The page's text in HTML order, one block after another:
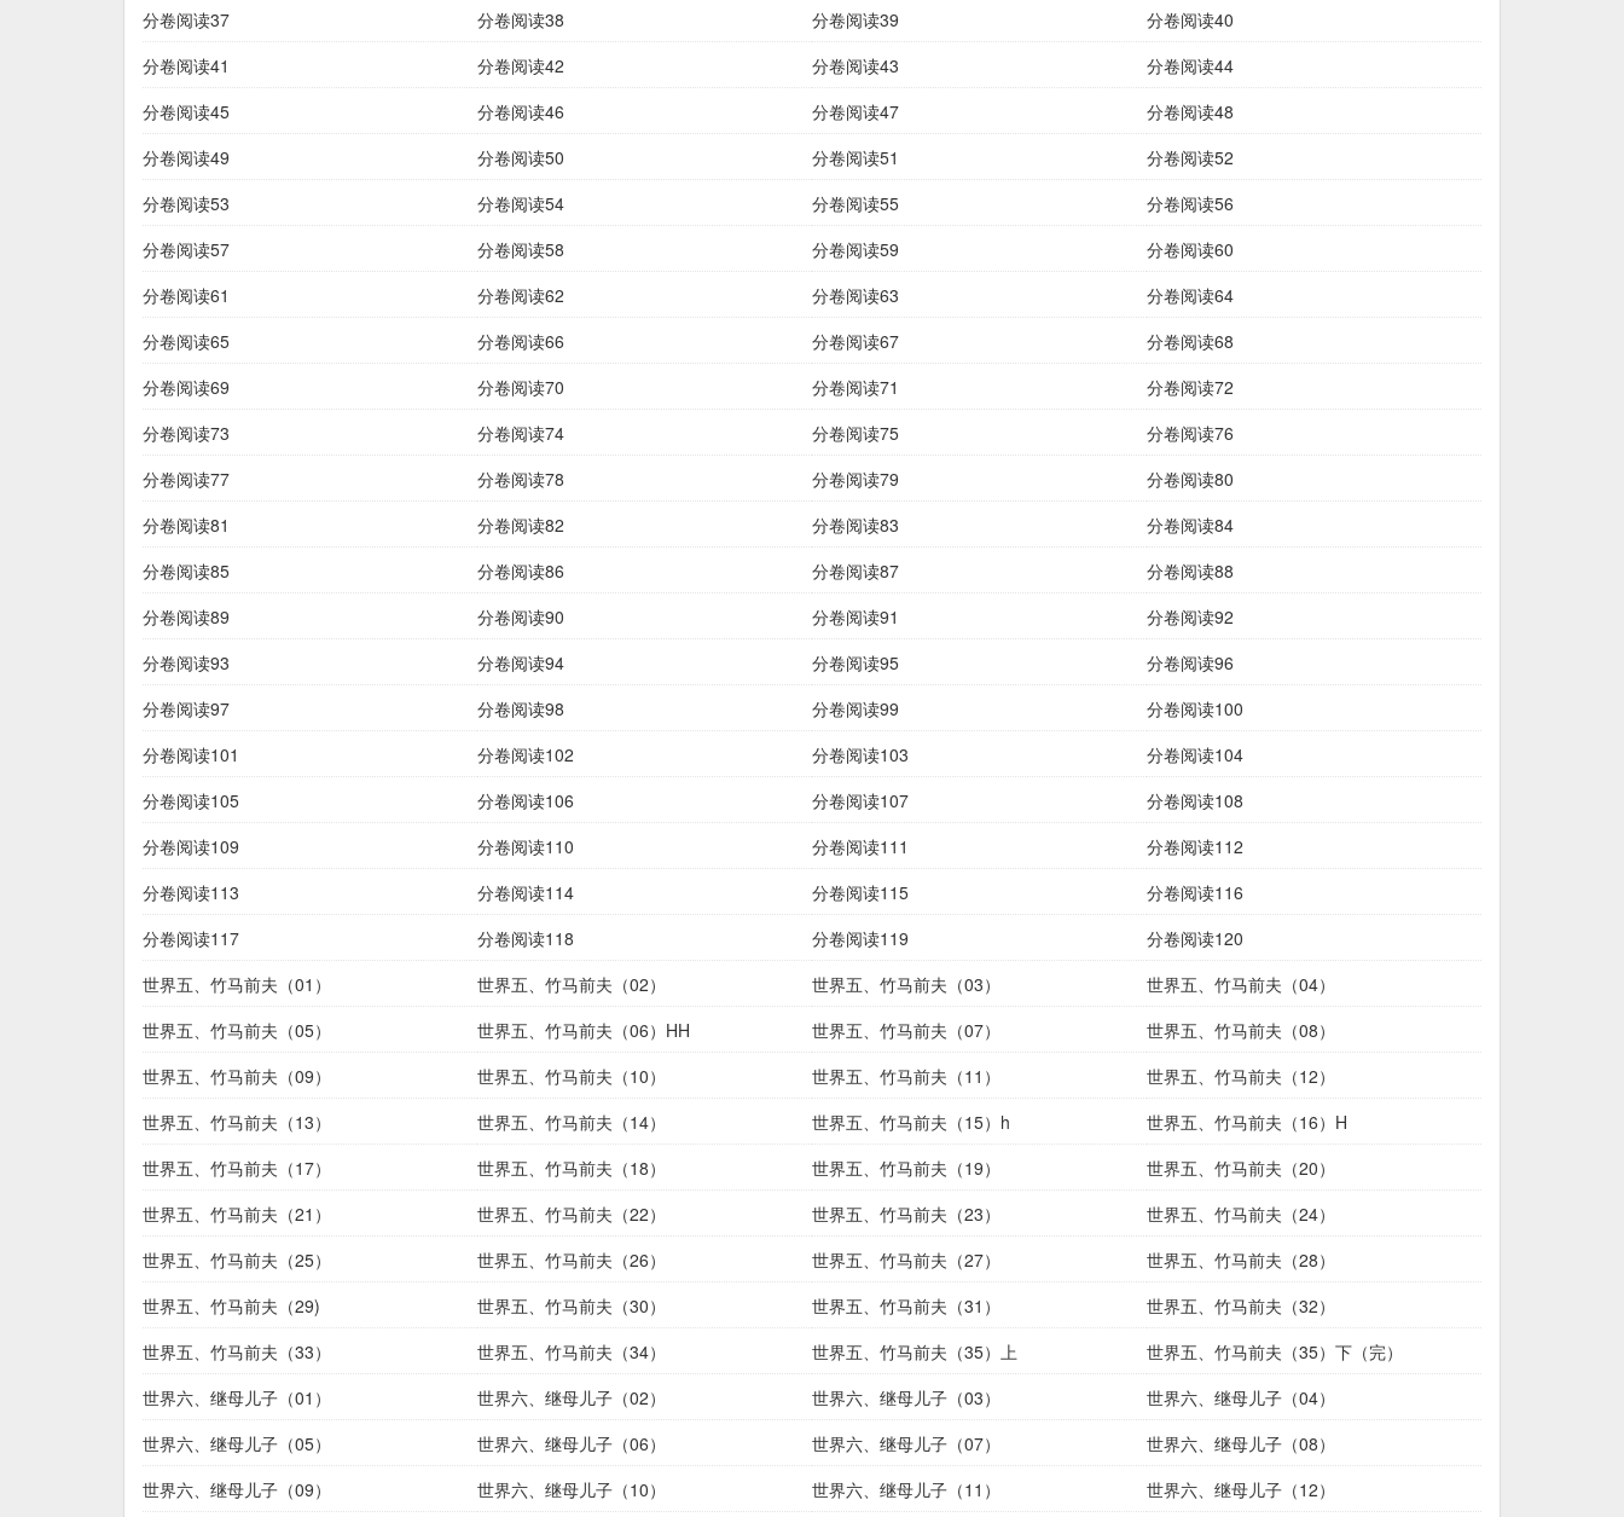
分卷阅读37
分卷阅读38 分卷阅读39
分卷阅读40
分卷阅读41
分卷阅读42 分卷阅读43
分卷阅读44
分卷阅读45
分卷阅读46 分卷阅读47
分卷阅读48
分卷阅读49
分卷阅读50 分卷阅读51
分卷阅读52
分卷阅读53
分卷阅读54 分卷阅读55
分卷阅读56
分卷阅读57
分卷阅读58 分卷阅读59
分卷阅读60
分卷阅读61
分卷阅读62 分卷阅读63
分卷阅读64
分卷阅读65
分卷阅读66 分卷阅读67
分卷阅读68
分卷阅读69
分卷阅读70 分卷阅读71
分卷阅读72
分卷阅读73
分卷阅读74 分卷阅读75
分卷阅读76
分卷阅读77
分卷阅读78 分卷阅读79
分卷阅读80
分卷阅读81
分卷阅读82 分卷阅读83
分卷阅读84
分卷阅读85
分卷阅读86 分卷阅读87
分卷阅读88
分卷阅读89
分卷阅读90 分卷阅读91
分卷阅读92
分卷阅读93
分卷阅读94 分卷阅读95
分卷阅读96
分卷阅读97
分卷阅读98 分卷阅读99
分卷阅读100
分卷阅读101
分卷阅读102 分卷阅读103
分卷阅读104
分卷阅读105
分卷阅读106 分卷阅读107
分卷阅读108
分卷阅读109
分卷阅读110 分卷阅读111
分卷阅读112
分卷阅读113
分卷阅读114 分卷阅读115
分卷阅读116
分卷阅读117
分卷阅读118 分卷阅读119
分卷阅读120
世界五、竹马前夫（01）
世界五、竹马前夫（02） 世界五、竹马前夫（03）
世界五、竹马前夫（04）
世界五、竹马前夫（05）
世界五、竹马前夫（06）HH 世界五、竹马前夫（07）
世界五、竹马前夫（08）
世界五、竹马前夫（09）
世界五、竹马前夫（10） 世界五、竹马前夫（11）
世界五、竹马前夫（12）
世界五、竹马前夫（13）
世界五、竹马前夫（14） 世界五、竹马前夫（15）h
世界五、竹马前夫（16）H
世界五、竹马前夫（17）
世界五、竹马前夫（18） 世界五、竹马前夫（19）
世界五、竹马前夫（20）
世界五、竹马前夫（21）
世界五、竹马前夫（22） 世界五、竹马前夫（23）
世界五、竹马前夫（24）
世界五、竹马前夫（25）
世界五、竹马前夫（26） 世界五、竹马前夫（27）
世界五、竹马前夫（28）
世界五、竹马前夫（29)
世界五、竹马前夫（30） 世界五、竹马前夫（31）
世界五、竹马前夫（32）
世界五、竹马前夫（33）
世界五、竹马前夫（34） 世界五、竹马前夫（35）上
世界五、竹马前夫（35）下（完）
世界六、继母儿子（01）
世界六、继母儿子（02） 世界六、继母儿子（03）
世界六、继母儿子（04）
世界六、继母儿子（05）
世界六、继母儿子（06） 世界六、继母儿子（07）
世界六、继母儿子（08）
世界六、继母儿子（09）
世界六、继母儿子（10） 世界六、继母儿子（11）
世界六、继母儿子（12）